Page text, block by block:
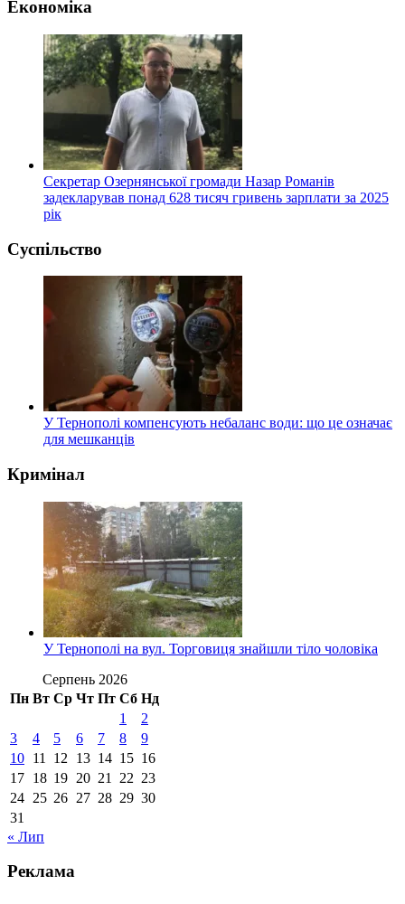
Економіка
Секретар Озернянської громади Назар Романів
задекларував понад 628 тисяч гривень зарплати за 2025
рік
Суспільство
У Тернополі компенсують небаланс води: що це означає
для мешканців
Кримінал
У Тернополі на вул. Торговиця знайшли тіло чоловіка
Серпень 2026
Пн Вт Ср Чт Пт Сб Нд
1
2
3
4 5 6 7 8
9
10 11 12 13 14 15 16
17 18 19 20 21 22 23
24 25 26 27 28 29 30
31
« Лип
Реклама